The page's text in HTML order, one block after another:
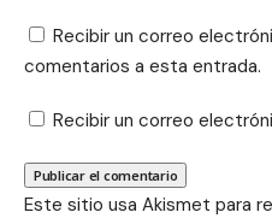
Recibir un correo
comentarios a esta entrada.
Recibir un correo
Este sitio usa Akismet para